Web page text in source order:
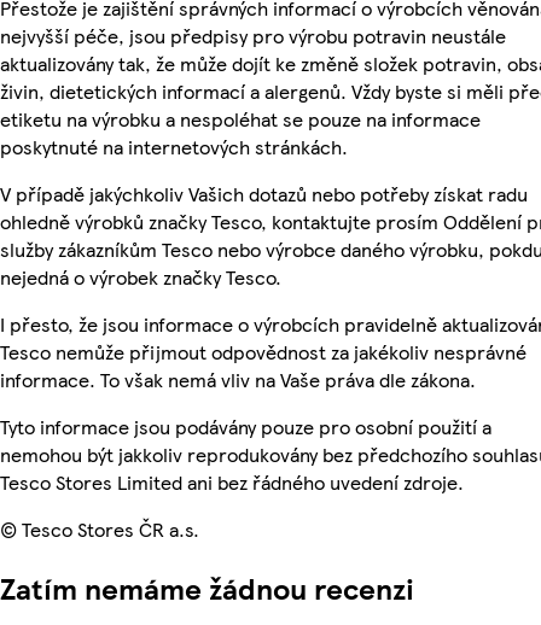
Přestože je zajištění správných informací o výrobcích
nejvyšší péče, jsou předpisy pro výrobu potravin neustále
aktualizovány tak, že může dojít ke změně složek potravin,
živin, dietetických informací a alergenů. Vždy byste si měli
etiketu na výrobku a nespoléhat se pouze na informace
poskytnuté na internetových stránkách.
V případě jakýchkoliv Vašich dotazů nebo potřeby získat radu
ohledně výrobků značky Tesco, kontaktujte prosím Oddělení
služby zákazníkům Tesco nebo výrobce daného výrobku,
nejedná o výrobek značky Tesco.
I přesto, že jsou informace o výrobcích pravidelně
Tesco nemůže přijmout odpovědnost za jakékoliv nesprávné
informace. To však nemá vliv na Vaše práva dle zákona.
Tyto informace jsou podávány pouze pro osobní použití a
nemohou být jakkoliv reprodukovány bez předchozího
Tesco Stores Limited ani bez řádného uvedení zdroje.
© Tesco Stores ČR a.s.
Zatím nemáme žádnou recenzi